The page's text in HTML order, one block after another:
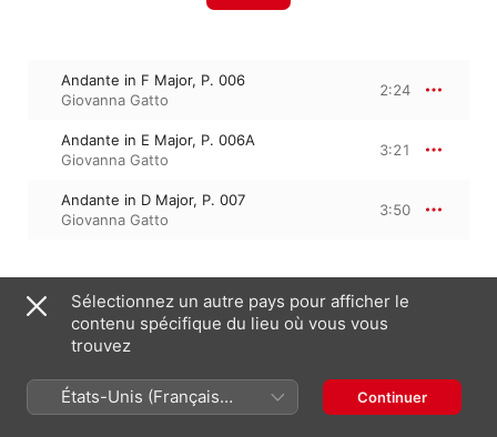
Andante in F Major, P. 006
Giovanna Gatto
2:24
Andante in E Major, P. 006A
Giovanna Gatto
3:21
Andante in D Major, P. 007
Giovanna Gatto
3:50
2 août 2019
3 morceaux, 9 minutes
℗ 2019 Toccata Classics
Sur l’album
Sélectionnez un autre pays pour afficher le
contenu spécifique du lieu où vous vous
trouvez
États-Unis (Français
France)
Continuer